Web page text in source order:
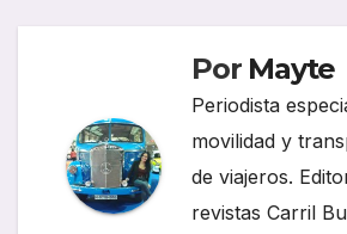
Por Mayte
Periodista
movilidad y
de viajeros.
revistas Carril